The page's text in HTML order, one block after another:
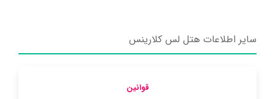
سایر اطلاعات هتل لس کلارینس
قوانین